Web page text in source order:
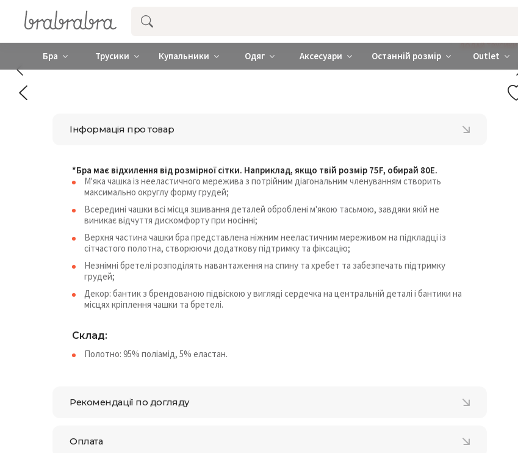
Купити нижню жіночу білизну ❤️ brabrabra ❤️ Київ та Україна
Бра Трусики Купальники Одяг Аксесуари Останній розмір Outlet
ДОДАЙ ТРУСИКИ
Інформація про товар
*Бра має відхилення від розмірної сітки. Наприклад, якщо твій розмір 75F, обирай 80E.
М'яка чашка із нееластичного мережива з потрійним діагональним членуванням створить
максимально округлу форму грудей;
Всередині чашки всі місця зшивання деталей оброблені м'якою тасьмою, завдяки якій не
виникає відчуття дискомфорту при носінні;
Верхня частина чашки бра представлена ніжним нееластичним мереживом на підкладці із
сітчастого полотна, створюючи додаткову підтримку та фіксацію;
Незнімні бретелі розподілять навантаження на спину та хребет та забезпечать підтримку
грудей;
Декор: бантик з брендованою підвіскою у вигляді сердечка на центральній деталі і бантики на
місцях кріплення чашки та бретелі.
Склад:
Полотно: 95% поліамід, 5% еластан.
Рекомендації по догляду
Оплата